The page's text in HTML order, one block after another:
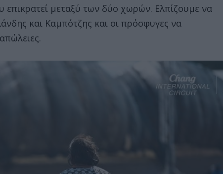
επικρατεί μεταξύ των δύο χωρών. Ελπίζουμε να
και Καμπότζης και οι πρόσφυγες να